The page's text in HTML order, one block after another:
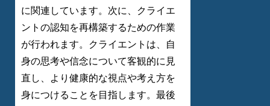
に関連しています。次に、クライエ
ントの認知を再構築するための作業
が行われます。クライエントは、自
身の思考や信念について客観的に見
直し、より健康的な視点や考え方を
身につけることを目指します。最後